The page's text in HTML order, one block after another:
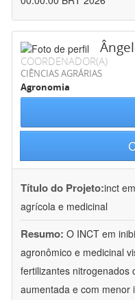
COORDENADOR(A)
CIÊNCIAS AGRÁRIAS
Agronomia
Título do Projeto:inct
agrícola e medicinal
Resumo: O INCT em
agronômico e medicinal
fertilizantes nitrogenados
aumentada e com menor